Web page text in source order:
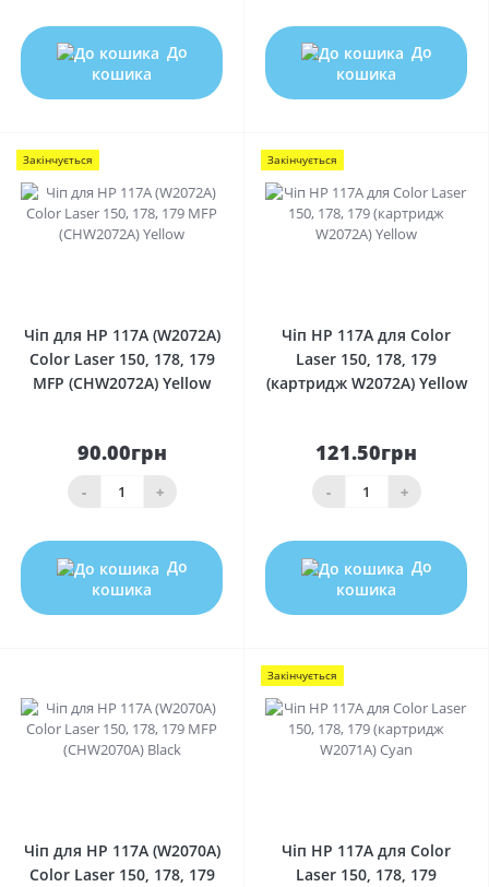
До
кошика
До
кошика
Закінчується
Чіп для HP 117A (W2072A)
Color Laser 150, 178, 179
MFP (CHW2072A) Yellow
90.00грн
- +
До
кошика
Закінчується
Чіп HP 117A для Color
Laser 150, 178, 179
(картридж W2072A) Yellow
121.50грн
- +
До
кошика
Чіп для HP 117A (W2070A)
Color Laser 150, 178, 179
Закінчується
Чіп HP 117A для Color
Laser 150, 178, 179